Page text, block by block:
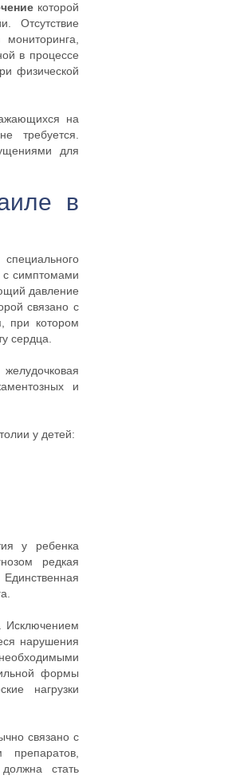
которой
Отсутствие
в процессе
физической
на
требуется.
для
в
с симптомами
давление
связано с
при котором
сердца.
и
у детей:
у ребенка
редкая
Исключением
нарушения
формы
нагрузки
связано с
стать